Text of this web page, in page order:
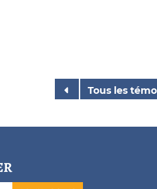
Tous les